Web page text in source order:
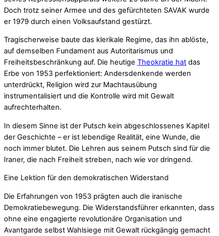
Doch trotz seiner Armee und des gefürchteten SAVAK wurde
er 1979 durch einen Volksaufstand gestürzt.
Tragischerweise baute das klerikale Regime, das ihn ablöste,
auf demselben Fundament aus Autoritarismus und
Freiheitsbeschränkung auf. Die heutige Theokratie hat das
Erbe von 1953 perfektioniert: Andersdenkende werden
unterdrückt, Religion wird zur Machtausübung
instrumentalisiert und die Kontrolle wird mit Gewalt
aufrechterhalten.
In diesem Sinne ist der Putsch kein abgeschlossenes Kapitel
der Geschichte – er ist lebendige Realität, eine Wunde, die
noch immer blutet. Die Lehren aus seinem Putsch sind für die
Iraner, die nach Freiheit streben, nach wie vor dringend.
Eine Lektion für den demokratischen Widerstand
Die Erfahrungen von 1953 prägten auch die iranische
Demokratiebewegung. Die Widerstandsführer erkannten, dass
ohne eine engagierte revolutionäre Organisation und
Avantgarde selbst Wahlsiege mit Gewalt rückgängig gemacht